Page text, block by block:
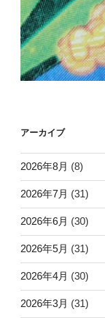
アーカイブ
2026年8月 (8)
2026年7月 (31)
2026年6月 (30)
2026年5月 (31)
2026年4月 (30)
2026年3月 (31)